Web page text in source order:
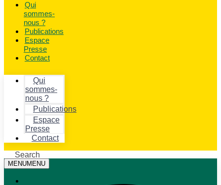
Qui
sommes-
nous ?
Publications
Espace
Presse
Contact
Qui
sommes-
nous ?
Publications
Espace
Presse
Contact
Search
MENUMENU